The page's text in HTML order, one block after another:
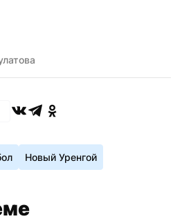
Новый Уренгой